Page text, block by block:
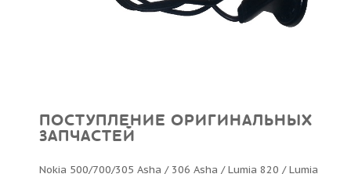
ПОСТУПЛЕНИЕ ОРИГИНАЛЬНЫХ
ЗАПЧАСТЕЙ
Nokia 500/700/305 Asha / 306 Asha / Lumia 820 / Lumia